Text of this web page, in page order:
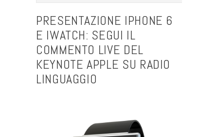
PRESENTAZIONE IPHONE 6
E IWATCH: SEGUI IL
COMMENTO LIVE DEL
KEYNOTE APPLE SU RADIO
LINGUAGGIO